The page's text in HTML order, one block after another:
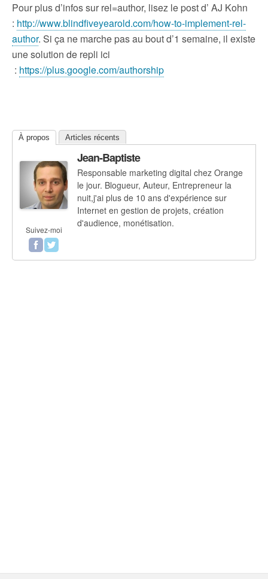
Pour plus d’infos sur rel=author, lisez le post d’ AJ Kohn
: http://www.blindfiveyearold.com/how-to-implement-rel-
author. Si ça ne marche pas au bout d’1 semaine, il existe
une solution de repli ici
: https://plus.google.com/authorship
À propos Articles récents
Suivez-moi
Jean-Baptiste
Responsable marketing digital chez Orange
le jour. Blogueur, Auteur, Entrepreneur la
nuit,j'ai plus de 10 ans d'expérience sur
Internet en gestion de projets, création
d'audience, monétisation.